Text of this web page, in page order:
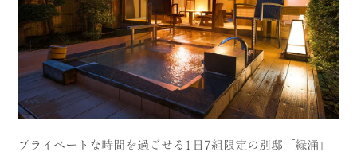
プライベートな時間を過ごせる1日7組限定の別邸「緑涌」